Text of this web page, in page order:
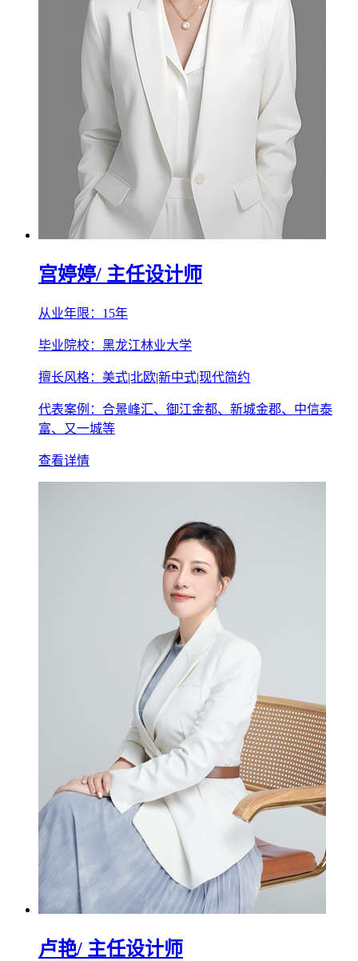
宫婷婷/ 主任设计师
从业年限：15年
毕业院校：黑龙江林业大学
擅长风格：美式|北欧|新中式|现代简约
代表案例：合景峰汇、御江金都、新城金郡、中信泰
富、又一城等
查看详情
卢艳/ 主任设计师